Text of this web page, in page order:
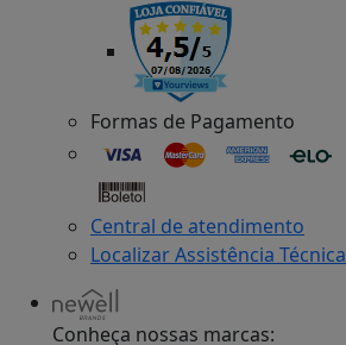
Formas de Pagamento
Central de atendimento
Localizar Assistência Técnica
Conheça nossas marcas: